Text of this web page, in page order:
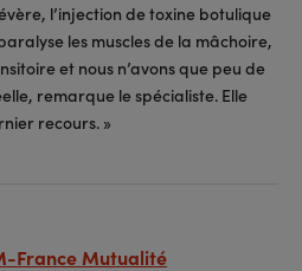
l’injection de toxine botulique
les muscles de la mâchoire,
et nous n’avons que peu de
remarque le spécialiste. Elle
recours. »
France Mutualité